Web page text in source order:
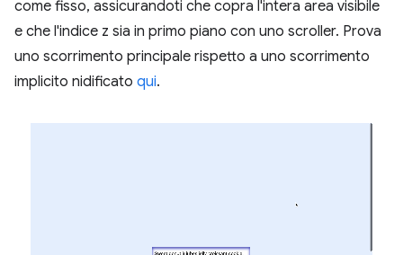
come fisso, assicurandoti che copra l'intera area visibile
e che l'indice z sia in primo piano con uno scroller. Prova
uno scorrimento principale rispetto a uno scorrimento
implicito nidificato qui.